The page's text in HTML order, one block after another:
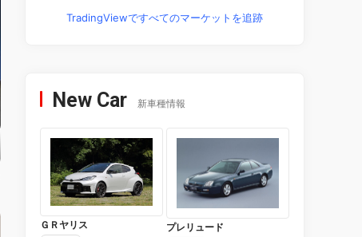
TradingViewですべてのマーケットを追跡
New Car 新車種情報
ＧＲヤリス プレリュード